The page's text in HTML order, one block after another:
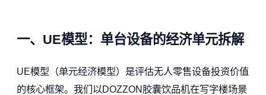
一、UE模型：单台设备的经济单元拆解
UE模型（单元经济模型）是评估无人零售设备投资价值
的核心框架。我们以DOZZON胶囊饮品机在写字楼场景